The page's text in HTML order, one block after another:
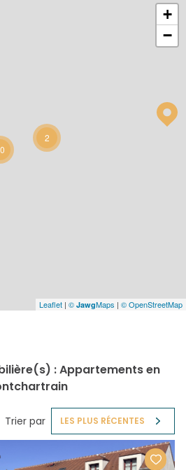
2
+
−
Leaflet | © JawgMaps | © OpenStreetMap
: Appartements en
Trier par LES PLUS RÉCENTES